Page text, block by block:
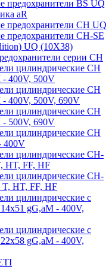
предохранители BS UQ
aR
предохранители CH UQ
предохранители CH-SE
UQ (10X38)
серии CH
цилиндрические CH
- 400V, 500V
цилиндрические CH
- 400V, 500V, 690V
цилиндрические CH
- 500V, 690V
цилиндрические CH
400V
цилиндрические CH-
HT, FF, HF
цилиндрические CH-
T, HT, FF, HF
цилиндрические с
gG,aM - 400V,
цилиндрические с
gG,aM - 400V,